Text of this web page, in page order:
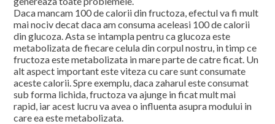
Daca mancam 100 de calorii din fructoza, efectul va fi mult
mai nociv decat daca am consuma aceleasi 100 de calorii
din glucoza. Asta se intampla pentru ca glucoza este
metabolizata de fiecare celula din corpul nostru, in timp ce
fructoza este metabolizata in mare parte de catre ficat. Un
alt aspect important este viteza cu care sunt consumate
aceste calorii. Spre exemplu, daca zaharul este consumat
sub forma lichida, fructoza va ajunge in ficat mult mai
rapid, iar acest lucru va avea o influenta asupra modului in
care ea este metabolizata.